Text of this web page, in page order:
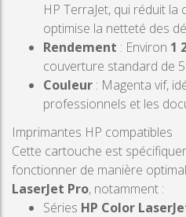
HP TerraJet, qui réduit la
optimise la netteté des
Rendement : Environ 1
couverture standard de
Couleur : Magenta vif,
professionnels et les
Imprimantes HP compatibles
Cette cartouche est
fonctionner de manière
LaserJet Pro, notamment :
Séries HP Color